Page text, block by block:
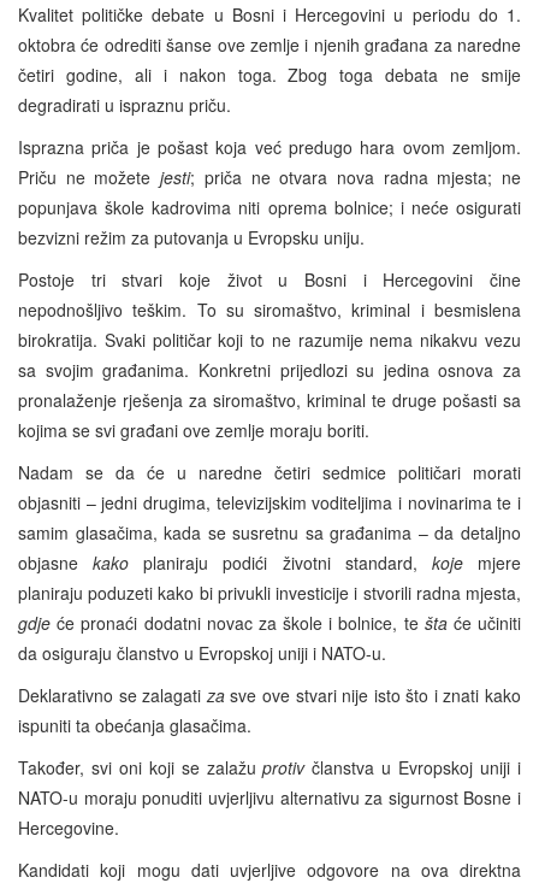
Kvalitet političke debate u Bosni i Hercegovini u periodu do 1.
oktobra će odrediti šanse ove zemlje i njenih građana za naredne
četiri godine, ali i nakon toga. Zbog toga debata ne smije
degradirati u ispraznu priču.
Isprazna priča je pošast koja već predugo hara ovom zemljom.
Priču ne možetejesti; priča ne otvara nova radna mjesta; ne
popunjava škole kadrovima niti oprema bolnice; i neće osigurati
bezvizni režim za putovanja u Evropsku uniju.
Postoje tri stvari koje život u Bosni i Hercegovini čine
nepodnošljivo teškim. To su siromaštvo, kriminal i besmislena
birokratija. Svaki političar koji to ne razumije nema nikakvu vezu
sa svojim građanima. Konkretni prijedlozi su jedina osnova za
pronalaženje rješenja za siromaštvo, kriminal te druge pošasti sa
kojima se svi građani ove zemlje moraju boriti.
Nadam se da će u naredne četiri sedmice političari morati
objasniti – jedni drugima, televizijskim voditeljima i novinarima te i
samim glasačima, kada se susretnu sa građanima – da detaljno
objasnekakoplaniraju podići životni standard, koje mjere
planiraju poduzeti kako bi privukli investicije i stvorili radna mjesta,
gdjeće pronaći dodatni novac za škole i bolnice, te šta će učiniti
da osiguraju članstvo u Evropskoj uniji i NATO-u.
Deklarativno se zalagati zasve ove stvari nije isto što i znati kako
ispuniti ta obećanja glasačima.
Također, svi oni koji se zalažuprotivčlanstva u Evropskoj uniji i
NATO-u moraju ponuditi uvjerljivu alternativu za sigurnost Bosne i
Hercegovine.
Kandidati koji mogu dati uvjerljive odgovore na ova direktna